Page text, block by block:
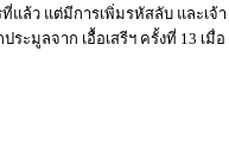
ล้ว แต่มีการเพิ่มรหัสลับ และเจ้า
ะมูลจาก เอื้อเสรีฯ ครั้งที่ 13 เมื่อ